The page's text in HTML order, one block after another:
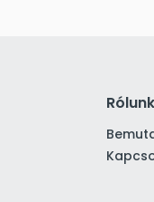
Rólunk